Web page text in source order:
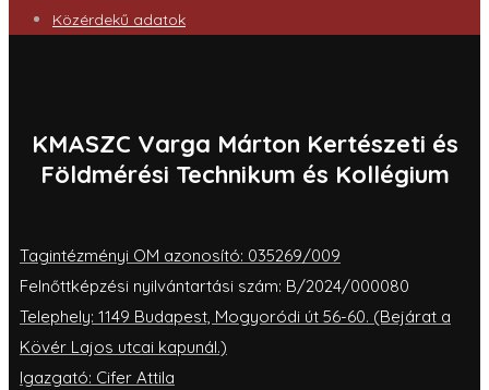
Közérdekű adatok
KMASZC Varga Márton Kertészeti és
Földmérési Technikum és Kollégium
Tagintézményi OM azonosító: 035269/009
Felnőttképzési nyilvántartási szám: B/2024/000080
Telephely: 1149 Budapest, Mogyoródi út 56-60. (Bejárat a
Kövér Lajos utcai kapunál.)
Igazgató: Cifer Attila